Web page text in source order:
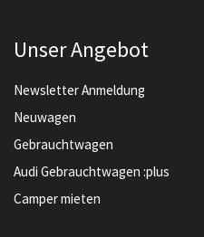
Unser Angebot
Newsletter Anmeldung
Neuwagen
Gebrauchtwagen
Audi Gebrauchtwagen :plus
Camper mieten